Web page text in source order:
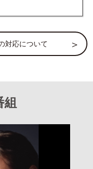
対応について
組